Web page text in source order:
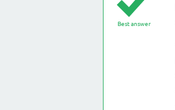
Best answer